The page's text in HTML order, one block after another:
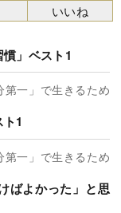
」ベスト1
第一」で生きるため
1
第一」で生きるため
ばよかった」と思
いいね